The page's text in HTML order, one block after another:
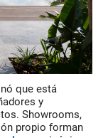
que está
y
Showrooms,
propio forman